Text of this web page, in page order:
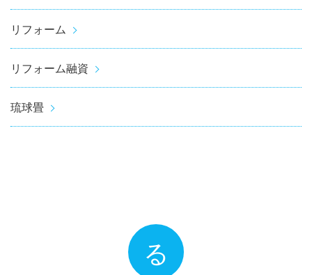
リフォーム
リフォーム融資
琉球畳
る